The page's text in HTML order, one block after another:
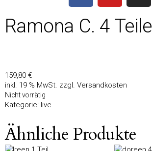
Ramona C. 4 Teile
159,80 €
inkl. 19 % MwSt. zzgl. Versandkosten
Nicht vorrätig
Kategorie: live
Ähnliche Produkte